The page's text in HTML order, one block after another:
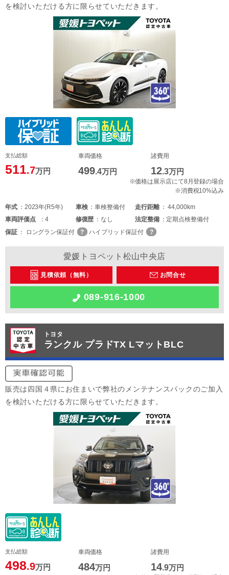
を検討いただける方に限らせていただきます。
支払総額
511.7万円
車両価格
499.4万円
諸費用
12.3万円
※価格は展示店にて8月登録の場合
※消費税10%込み
年式 2023年(R5年) 車検 車検整備付 走行距離
44,000km
車両評価点 4 修復歴 なし 法定整備
定期点検整備付
保証
ロングラン保証付 ハイブリッド保証付
愛媛トヨペット松山中央店
見積依頼（無料） お問合せ
089-916-1000
トヨタ
ランクル プラドTX LマットBLC
販売は四国４県にお住まいで弊社のメンテナンスパックのご加入
を検討いただける方に限らせていただきます。
支払総額
498.9万円
車両価格
484万円
諸費用
14.9万円